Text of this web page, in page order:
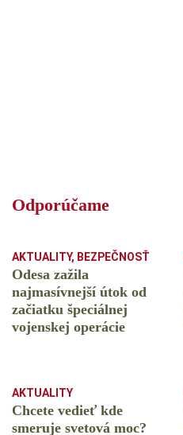
Odporúčame
AKTUALITY, BEZPEČNOSŤ
Odesa zažila
najmasívnejší útok od
začiatku špeciálnej
vojenskej operácie
AKTUALITY
Chcete vedieť kde
smeruje svetová moc?